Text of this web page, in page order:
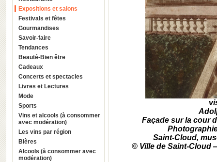
Expositions et salons
Festivals et fêtes
Gourmandises
Savoir-faire
Tendances
Beauté-Bien être
Cadeaux
Concerts et spectacles
Livres et Lectures
Mode
Sports
Vins et alcools (à consommer
avec modération)
Les vins par région
Bières
Alcools (à consommer avec
modération)
Façade sur la cour
Saint-Cloud,
© Ville de Saint-Cloud